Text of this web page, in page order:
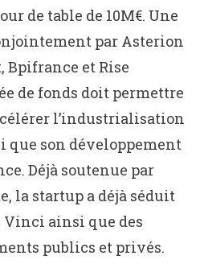
de table de 10M€. Une
par Asterion
Bpifrance et Rise
de fonds doit permettre
l’industrialisation
que son développement
Déjà soutenue par
la startup a déjà séduit
Vinci ainsi que des
publics et privés.